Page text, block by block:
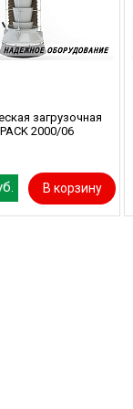
загрузочная
2000/06
В корзину